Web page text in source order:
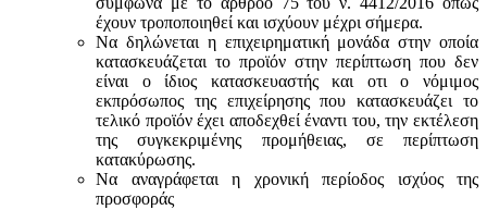
έχουν τροποποιηθεί και ισχύουν μέχρι σήμερα.
Να δηλώνεται η επιχειρηματική μονάδα στην οποία
κατασκευάζεται το προϊόν στην περίπτωση που δεν
είναι ο ίδιος κατασκευαστής και oτι ο νόμιμος
εκπρόσωπος της επιχείρησης που κατασκευάζει το
τελικό προϊόν έχει αποδεχθεί έναντι του, την εκτέλεση
της συγκεκριμένης προμήθειας, σε περίπτωση
κατακύρωσης.
Να αναγράφεται η χρονική περίοδος ισχύος της
προσφοράς